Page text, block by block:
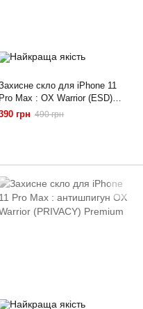
скло для iPhone 11
Pro Max : OX Warrior (ESD)
Anti-Static
грн 490 грн